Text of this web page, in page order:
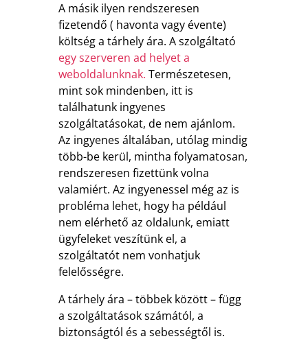
A másik ilyen rendszeresen
fizetendő ( havonta vagy évente)
költség a tárhely ára. A szolgáltató
egy szerveren ad helyet a
weboldalunknak. Természetesen,
mint sok mindenben, itt is
találhatunk ingyenes
szolgáltatásokat, de nem ajánlom.
Az ingyenes általában, utólag mindig
több-be kerül, mintha folyamatosan,
rendszeresen fizettünk volna
valamiért. Az ingyenessel még az is
probléma lehet, hogy ha például
nem elérhető az oldalunk, emiatt
ügyfeleket veszítünk el, a
szolgáltatót nem vonhatjuk
felelősségre.
A tárhely ára – többek között – függ
a szolgáltatások számától, a
biztonságtól és a sebességtől is.